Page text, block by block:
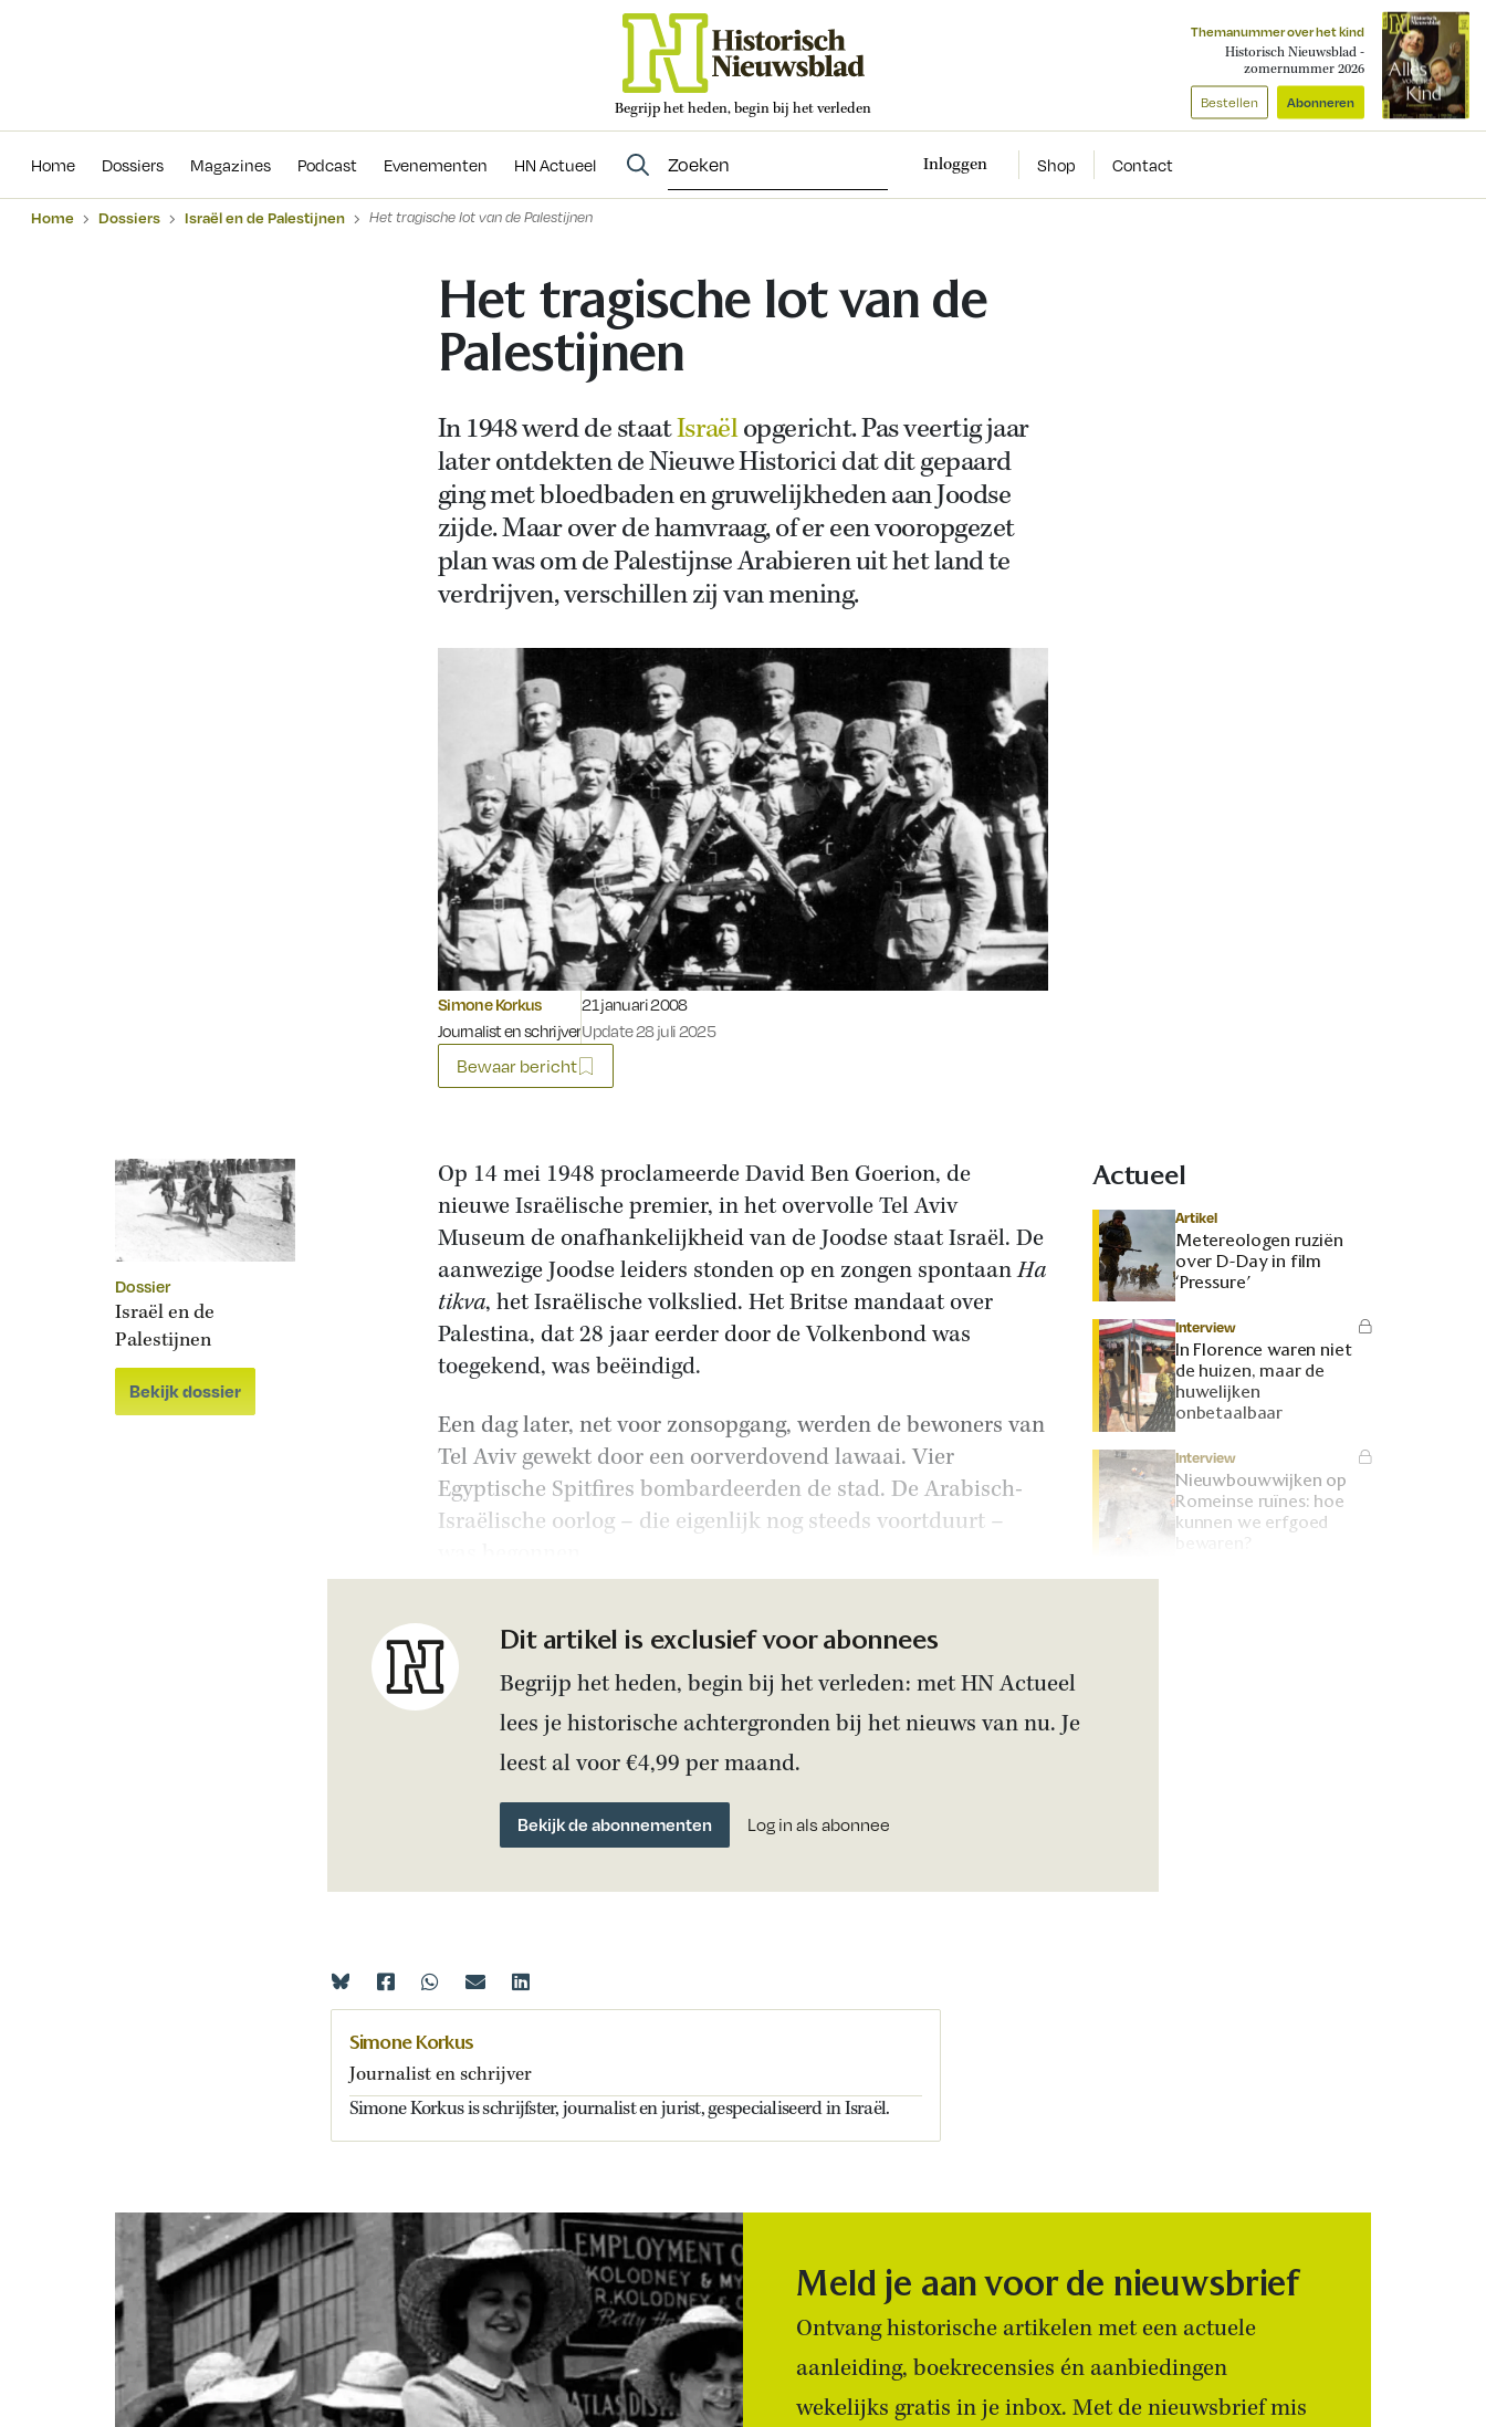
Begrijp het heden, begin bij het verleden
Themanummer over het kind
Historisch Nieuwsblad -
zomernummer 2026
Bestellen Abonneren
Home Dossiers Magazines Podcast Evenementen HN Actueel Inloggen Shop Contact
Evenementen
Home Dossiers Israël en de Palestijnen Het tragische lot van de Palestijnen
Het tragische lot van de
Palestijnen
In 1948 werd de staatIsraëlopgericht. Pas veertig jaar
later ontdekten de Nieuwe Historici dat dit gepaard
ging met bloedbaden en gruwelijkheden aan Joodse
zijde. Maar over de hamvraag, of er een vooropgezet
plan was om de Palestijnse Arabieren uit het land te
verdrijven, verschillen zij van mening.
Simone Korkus
Journalist en schrijver
Gepubliceerd op:
21 januari 2008
Update 28 juli 2025
Bewaar bericht
Dossier
Israël en de
Palestijnen
Bekijk dossier
Op 14 mei 1948 proclameerde David Ben Goerion, de
nieuwe Israëlische premier, in het overvolle Tel Aviv
Museum de onafhankelijkheid van de Joodse staat Israël. De
aanwezige Joodse leiders stonden op en zongen spontaanHa
tikva, het Israëlische volkslied. Het Britse mandaat over
Palestina, dat 28 jaar eerder door de Volkenbond was
toegekend, was beëindigd.
Een dag later, net voor zonsopgang, werden de bewoners van
Tel Aviv gewekt door een oorverdovend lawaai. Vier
Egyptische Spitfires bombardeerden de stad. De Arabisch-
Israëlische oorlog – die eigenlijk nog steeds voortduurt –
Dit artikel is exclusief voor abonnees
Begrijp het heden, begin bij het verleden: met HN Actueel
lees je historische achtergronden bij het nieuws van nu. Je
leest al voor €4,99 per maand.
Bekijk de abonnementen Log in als abonnee
Actueel
Artikel
Metereologen ruziën
over D-Day in film
‘Pressure’
Interview
In Florence waren niet
de huizen, maar de
huwelijken
onbetaalbaar
Interview
Nieuwbouwwijken op
Romeinse ruïnes: hoe
kunnen we erfgoed
Simone Korkus
Journalist en schrijver
Simone Korkus is schrijfster, journalist en jurist, gespecialiseerd in Israël.
Meld je aan voor de nieuwsbrief
Ontvang historische artikelen met een actuele
aanleiding, boekrecensies én aanbiedingen
wekelijks gratis in je inbox. Met de nieuwsbrief mis